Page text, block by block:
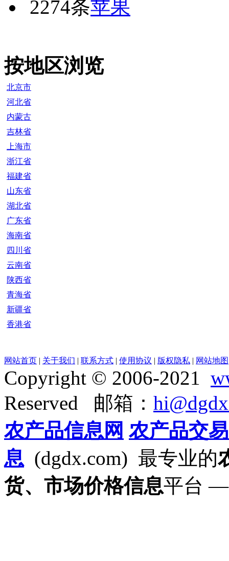
2274条苹果
按地区浏览
北京市
河北省
内蒙古
吉林省
上海市
浙江省
福建省
山东省
湖北省
广东省
海南省
四川省
云南省
陕西省
青海省
新疆省
香港省
网站首页 | 关于我们 | 联系方式 | 使用协议 | 版权隐私 | 网站地图
Copyright © 2006-2021
Reserved 邮箱：
农产品信息网 农产品交
息 (dgdx.com) 最专业的
货、市场价格信息平台